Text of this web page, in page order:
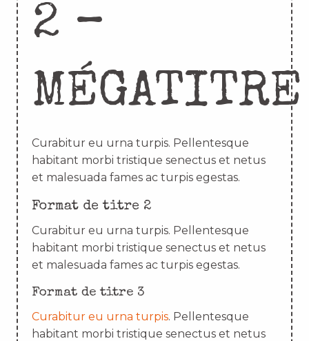
2 –
MÉGATITRE
Curabitur eu urna turpis. Pellentesque
habitant morbi tristique senectus et netus
et malesuada fames ac turpis egestas.
Format de titre 2
Curabitur eu urna turpis. Pellentesque
habitant morbi tristique senectus et netus
et malesuada fames ac turpis egestas.
Format de titre 3
Curabitur eu urna turpis. Pellentesque
habitant morbi tristique senectus et netus